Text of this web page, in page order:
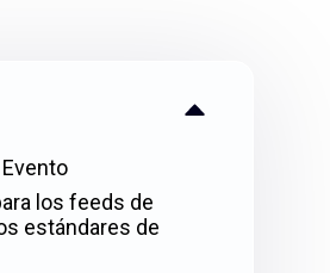
los feeds de
estándares de